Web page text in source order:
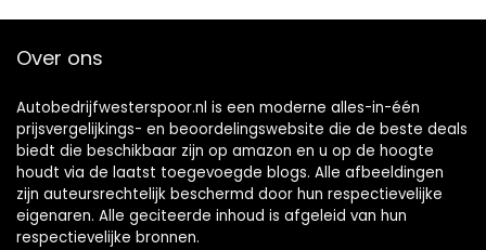
auto,
Over ons
Autobedrijfwesterspoor.nl is een moderne alles-in-één
prijsvergelijkings- en beoordelingswebsite die de beste deals
biedt die beschikbaar zijn op amazon en u op de hoogte
houdt via de laatst toegevoegde blogs. Alle afbeeldingen
zijn auteursrechtelijk beschermd door hun respectievelijke
eigenaren. Alle geciteerde inhoud is afgeleid van hun
respectievelijke bronnen.